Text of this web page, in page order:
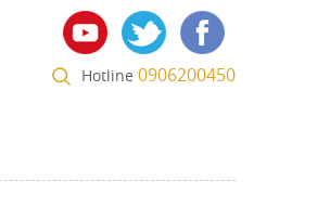
Hotline 0906200450